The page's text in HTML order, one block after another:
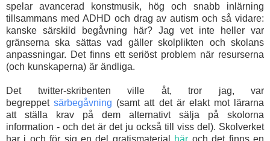
spelar avancerad konstmusik, hög och snabb inlärning
tillsammans med ADHD och drag av autism och så vidare:
kanske särskild begåvning här? Jag vet inte heller var
gränserna ska sättas vad gäller skolplikten och skolans
anpassningar. Det finns ett seriöst problem när resurserna
(och kunskaperna) är ändliga.
Det twitter-skribenten ville åt, tror jag, var
begreppetsärbegåvning (samt att det är elakt mot lärarna
att ställa krav på dem alternativt sälja på skolorna
information - och det är det ju också till viss del). Skolverket
har i och för sig en del gratismaterial här och det finns en